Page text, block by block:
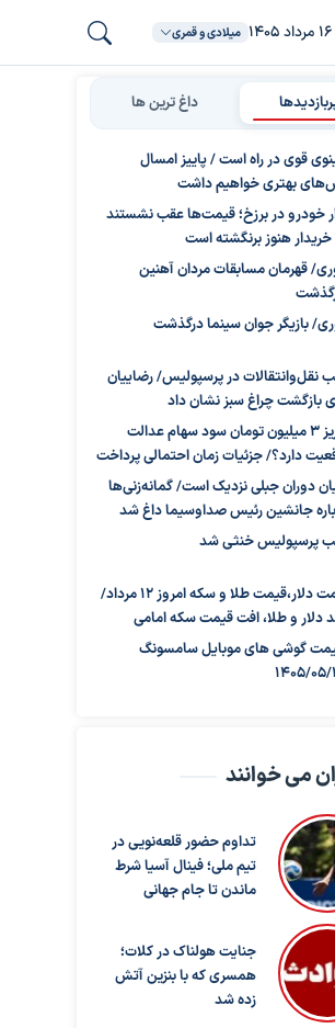
میلادی و قمری
داغ ترین ها
قوی در راه است / پاییز امسال
بهتری خواهیم داشت
خودرو در برزخ؛ قیمت‌ها عقب نشستند
خریدار هنوز برنگشته است
قهرمان مسابقات مردان آهنین
بازیگر جوان سینما درگذشت
نقل‌وانتقالات در پرسپولیس/ رضاییان
بازگشت چراغ سبز نشان داد
واریز ۳ میلیون تومان سود سهام عدالت
دارد؟/ جزئیات زمان احتمالی پرداخت
دوران جبلی نزدیک است/ گمانه‌زنی‌ها
جانشین رئیس صداوسیما داغ شد
پرسپولیس خنثی شد
قیمت دلار،قیمت طلا و سکه امروز ۱۲ مرداد/
دلار و طلا، افت قیمت سکه امامی
گوشی های موبایل سامسونگ
1405/05/
می خوانند
تداوم حضور قلعه‌نویی در
تیم ملی؛ فینال آسیا شرط
ماندن تا جام جهانی
جنایت هولناک در کلات؛
همسری که با بنزین آتش
زده شد